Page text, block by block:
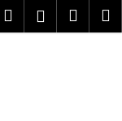
Hledat